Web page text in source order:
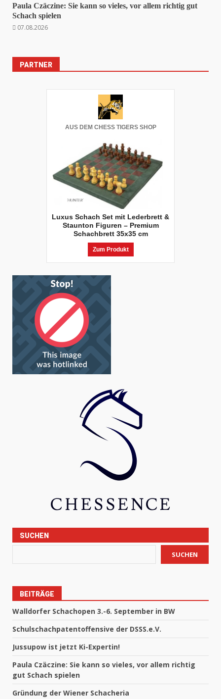
Paula Czäczine: Sie kann so vieles, vor allem richtig gut
Schach spielen
07.08.2026
PARTNER
AUS DEM CHESS TIGERS SHOP
Luxus Schach Set mit Lederbrett &
Staunton Figuren – Premium
Schachbrett 35x35 cm
Zum Produkt
SUCHEN
SUCHEN
BEITRÄGE
Walldorfer Schachopen 3.-6. September in BW
Schulschachpatentoffensive der DSSS.e.V.
Jussupow ist jetzt Ki-Expertin!
Paula Czäczine: Sie kann so vieles, vor allem richtig
gut Schach spielen
Gründung der Wiener Schacheria